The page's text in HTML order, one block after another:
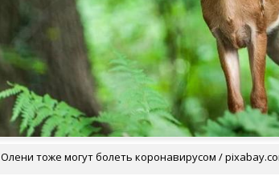
Олени тоже могут болеть коронавирусом /